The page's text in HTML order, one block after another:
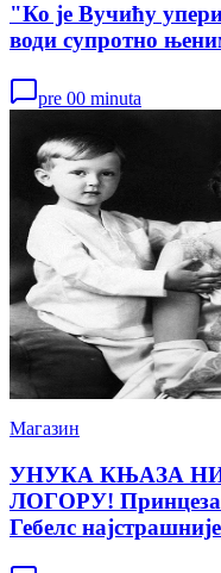
"Ко је Вучићу
води супротно
pre 00 minuta
Магазин
УНУКА КЊАЗА
ЛОГОРУ! Принцеза
Гебелс